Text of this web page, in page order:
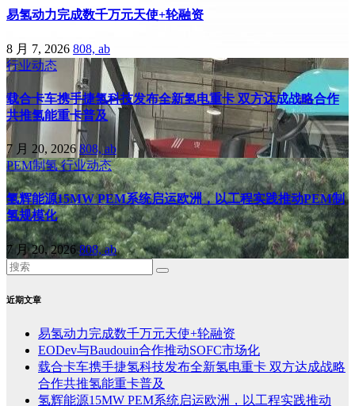
易氢动力完成数千万元天使+轮融资
8 月 7, 2026 808, ab
行业动态
载合卡车携手捷氢科技发布全新氢电重卡 双方达成战略合作
共推氢能重卡普及
7 月 20, 2026 808, ab
PEM制氢行业动态
氢辉能源15MW PEM系统启运欧洲，以工程实践推动PEM制
氢规模化
7 月 20, 2026808, ab
近期文章
易氢动力完成数千万元天使+轮融资
EODev与Baudouin合作推动SOFC市场化
载合卡车携手捷氢科技发布全新氢电重卡 双方达成战略
合作共推氢能重卡普及
氢辉能源15MW PEM系统启运欧洲，以工程实践推动